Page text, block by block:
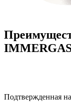
Подтвержденная